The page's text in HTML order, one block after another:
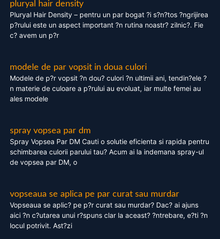
pluryal hair density
Pluryal Hair Density – pentru un par bogat ?i s?n?tos ?ngrijirea
p?rului este un aspect important ?n rutina noastr? zilnic?. Fie
c? avem un p?r
modele de par vopsit in doua culori
Modele de p?r vopsit ?n dou? culori ?n ultimii ani, tendin?ele ?
n materie de culoare a p?rului au evoluat, iar multe femei au
ales modele
spray vopsea par dm
Spray Vopsea Par DM Cauti o solutie eficienta si rapida pentru
schimbarea culorii parului tau? Acum ai la indemana spray-ul
de vopsea par DM, o
vopseaua se aplica pe par curat sau murdar
Vopseaua se aplic? pe p?r curat sau murdar? Dac? ai ajuns
aici ?n c?utarea unui r?spuns clar la aceast? ?ntrebare, e?ti ?n
locul potrivit. Ast?zi